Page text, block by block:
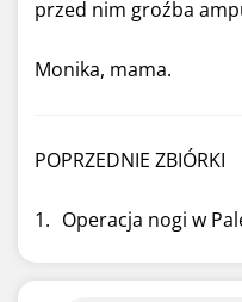
przed nim groźba
Monika, mama.
POPRZEDNIE ZBIÓRKI
Operacja nogi w